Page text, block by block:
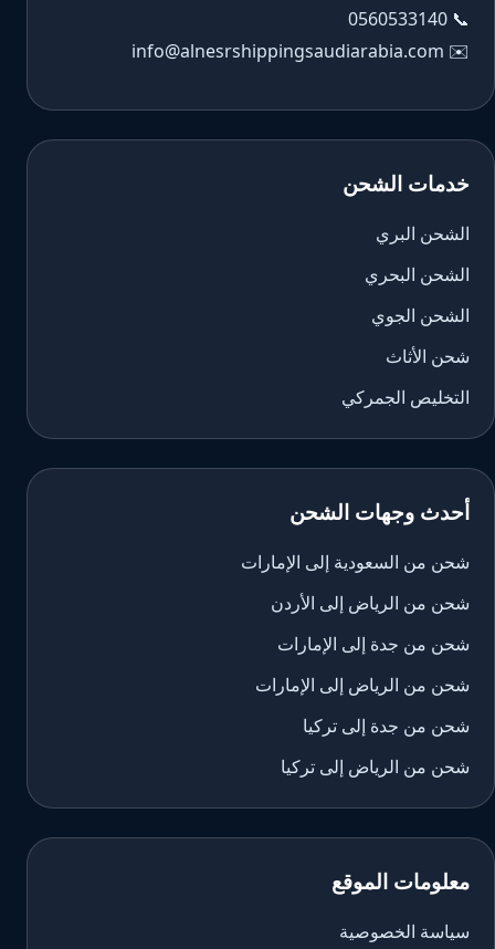
📞
0560533140
✉️
info@alnesrshippingsaudiarabia.com
خدمات الشحن
الشحن البري
الشحن البحري
الشحن الجوي
شحن الأثاث
التخليص الجمركي
أحدث وجهات الشحن
شحن من السعودية إلى الإمارات
شحن من الرياض إلى الأردن
شحن من جدة إلى الإمارات
شحن من الرياض إلى الإمارات
شحن من جدة إلى تركيا
شحن من الرياض إلى تركيا
معلومات الموقع
سياسة الخصوصية